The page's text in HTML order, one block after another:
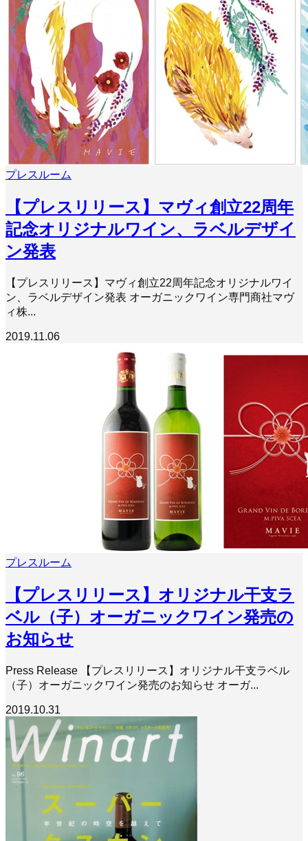
プレスルーム
【プレスリリース】マヴィ創立22周年
記念オリジナルワイン、ラベルデザイ
ン発表
【プレスリリース】マヴィ創立22周年記念オリジナルワイ
ン、ラベルデザイン発表 オーガニックワイン専門商社マヴ
ィ株...
2019.11.06
プレスルーム
【プレスリリース】オリジナル干支ラ
ベル（子）オーガニックワイン発売の
お知らせ
Press Release 【プレスリリース】オリジナル干支ラベル
（子）オーガニックワイン発売のお知らせ オーガ...
2019.10.31